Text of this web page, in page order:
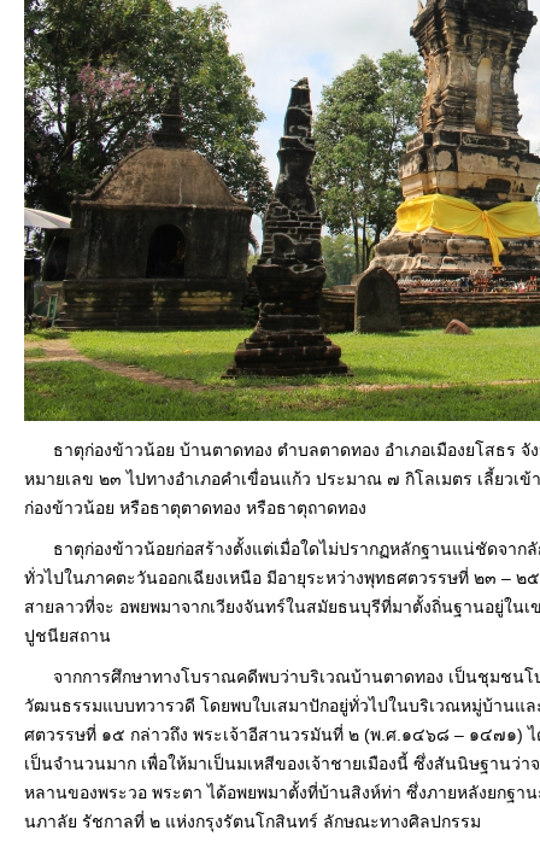
e-
Service
Q&A
ข้อมูล
การ
ติดต่อ
ธาตุก่องข้าวน้อย บ้านตาดทอง ตำบลตาดทอง อำเภอเมืองยโสธร จั
หมายเลข ๒๓ ไปทางอำเภอคำเขื่อนแก้ว ประมาณ ๗ กิโลเมตร เลี้ยวเ
ก่องข้าวน้อย หรือธาตุตาดทอง หรือธาตุถาดทอง
ธาตุก่องข้าวน้อยก่อสร้างตั้งแต่เมื่อใดไม่ปรากฏหลักฐานแน่ชัดจาก
ทั่วไปในภาคตะวันออกเฉียงเหนือ มีอายุระหว่างพุทธศตวรรษที่ ๒๓ –
สายลาวที่จะ อพยพมาจากเวียงจันทร์ในสมัยธนบุรีที่มาตั้งถิ่นฐานอยู่ใน
ปูชนียสถาน
จากการศึกษาทางโบราณคดีพบว่าบริเวณบ้านตาดทอง เป็นชุมชน
วัฒนธรรมแบบทวารวดี โดยพบใบเสมาปักอยู่ทั่วไปในบริเวณหมู่บ้านแ
ศตวรรษที่ ๑๕ กล่าวถึง พระเจ้าอีสานวรมันที่ ๒ (พ.ศ.๑๔๖๘ – ๑๔๗๑)
เป็นจำนวนมาก เพื่อให้มาเป็นมเหสีของเจ้าชายเมืองนี้ ซึ่งสันนิษฐานว่
หลานของพระวอ พระตา ได้อพยพมาตั้งที่บ้านสิงห์ท่า ซึ่งภายหลังยกฐา
นภาลัย รัชกาลที่ ๒ แห่งกรุงรัตนโกสินทร์ ลักษณะทางศิลปกรรม